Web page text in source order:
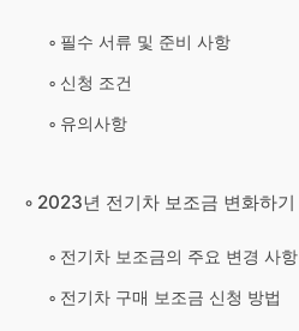
필수 서류 및 준비 사항
신청 조건
유의사항
2023년 전기차 보조금 변화하기
전기차 보조금의 주요 변경 사항
전기차 구매 보조금 신청 방법